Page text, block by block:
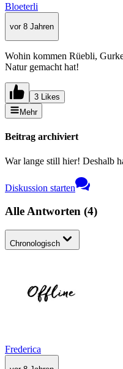
Bloeterli
vor 8 Jahren
Wohin kommen Rüebli,
Natur gemacht hat!
3 Likes
Mehr
Beitrag archiviert
War lange still hier! Deshalb
Diskussion starten
Alle Antworten (4)
Chronologisch
Frederica